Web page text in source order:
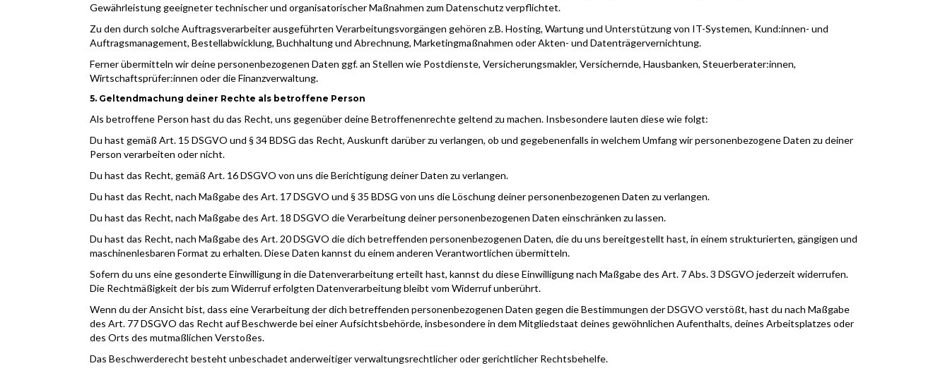
Gewährleistung geeigneter technischer und organisatorischer Maßnahmen zum Datenschutz verpflichtet.
Zu den durch solche Auftragsverarbeiter ausgeführten Verarbeitungsvorgängen gehören z.B. Hosting, Wartung und Unterstützung von IT-Systemen, Kund:innen- und
Auftragsmanagement, Bestellabwicklung, Buchhaltung und Abrechnung, Marketingmaßnahmen oder Akten- und Datenträgervernichtung.
Ferner übermitteln wir deine personenbezogenen Daten ggf. an Stellen wie Postdienste, Versicherungsmakler, Versichernde, Hausbanken, Steuerberater:innen,
Wirtschaftsprüfer:innen oder die Finanzverwaltung.
5. Geltendmachung deiner Rechte als betroffene Person
Als betroffene Person hast du das Recht, uns gegenüber deine Betroffenenrechte geltend zu machen. Insbesondere lauten diese wie folgt:
Du hast gemäß Art. 15 DSGVO und § 34 BDSG das Recht, Auskunft darüber zu verlangen, ob und gegebenenfalls in welchem Umfang wir personenbezogene Daten zu deiner
Person verarbeiten oder nicht.
Du hast das Recht, gemäß Art. 16 DSGVO von uns die Berichtigung deiner Daten zu verlangen.
Du hast das Recht, nach Maßgabe des Art. 17 DSGVO und § 35 BDSG von uns die Löschung deiner personenbezogenen Daten zu verlangen.
Du hast das Recht, nach Maßgabe des Art. 18 DSGVO die Verarbeitung deiner personenbezogenen Daten einschränken zu lassen.
Du hast das Recht, nach Maßgabe des Art. 20 DSGVO die dich betreffenden personenbezogenen Daten, die du uns bereitgestellt hast, in einem strukturierten, gängigen und
maschinenlesbaren Format zu erhalten. Diese Daten kannst du einem anderen Verantwortlichen übermitteln.
Sofern du uns eine gesonderte Einwilligung in die Datenverarbeitung erteilt hast, kannst du diese Einwilligung nach Maßgabe des Art. 7 Abs. 3 DSGVO jederzeit widerrufen.
Die Rechtmäßigkeit der bis zum Widerruf erfolgten Datenverarbeitung bleibt vom Widerruf unberührt.
Wenn du der Ansicht bist, dass eine Verarbeitung der dich betreffenden personenbezogenen Daten gegen die Bestimmungen der DSGVO verstößt, hast du nach Maßgabe
des Art. 77 DSGVO das Recht auf Beschwerde bei einer Aufsichtsbehörde, insbesondere in dem Mitgliedstaat deines gewöhnlichen Aufenthalts, deines Arbeitsplatzes oder
des Orts des mutmaßlichen Verstoßes.
Das Beschwerderecht besteht unbeschadet anderweitiger verwaltungsrechtlicher oder gerichtlicher Rechtsbehelfe.